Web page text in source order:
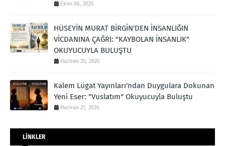
Ekim 06, 2025
HÜSEYİN MURAT BİRGİN'DEN İNSANLIĞIN
VİCDANINA ÇAĞRI: "KAYBOLAN İNSANLIK"
OKUYUCUYLA BULUŞTU
Haziran 25, 2026
Kalem Lügat Yayınları'ndan Duygulara Dokunan
Yeni Eser: "Vuslatım" Okuyucuyla Buluştu
Haziran 21, 2026
LİNKLER